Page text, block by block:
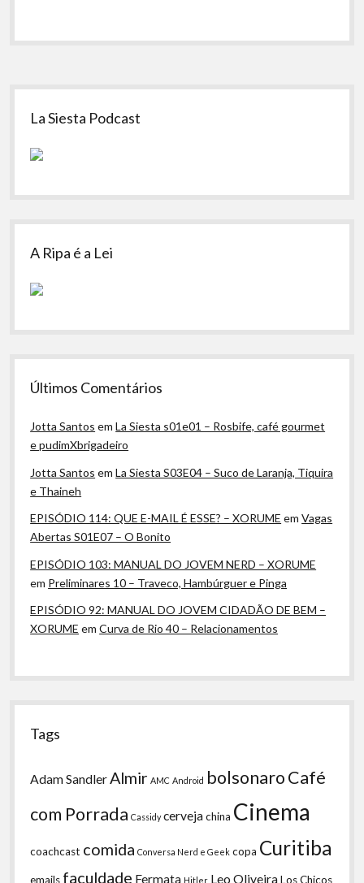
Sidebar
La Siesta Podcast
A Ripa é a Lei
Últimos Comentários
Jotta Santos emLa Siesta s01e01 – Rosbife, café gourmet
e pudimXbrigadeiro
Jotta Santos emLa Siesta S03E04 – Suco de Laranja, Tiquira
e Thaineh
EPISÓDIO 114: QUE E-MAIL É ESSE? – XORUME emVagas
Abertas S01E07 – O Bonito
EPISÓDIO 103: MANUAL DO JOVEM NERD – XORUME
em Preliminares 10 – Traveco, Hambúrguer e Pinga
EPISÓDIO 92: MANUAL DO JOVEM CIDADÃO DE BEM –
XORUME emCurva de Rio 40 – Relacionamentos
Tags
Adam Sandler Almir AMC Android bolsonaroCafé
com Porrada Cassidy cervejachina Cinema
coachcast comida Conversa Nerd e Geek copa Curitiba
emails faculdade Fermata Hitler Leo OliveiraLos Chicos